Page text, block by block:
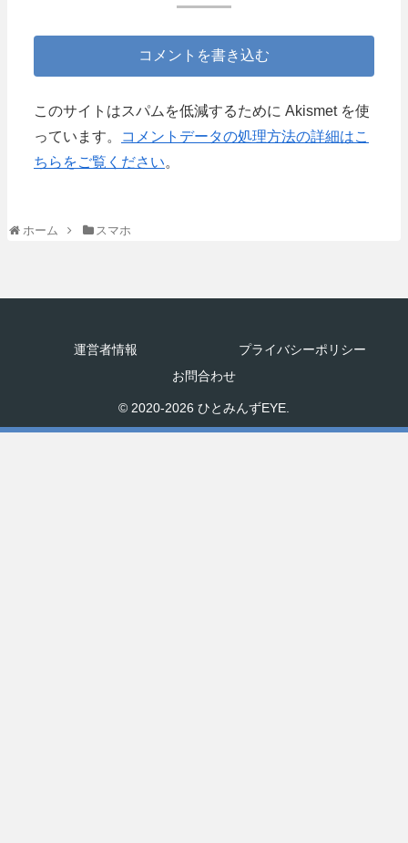
コメントを書き込む
このサイトはスパムを低減するために Akismet を使
っています。
コメントデータの処理方法の詳細はこ
ちらをご覧ください。
ホーム スマホ
運営者情報
プライバシーポリシー
お問合わせ
© 2020-2026 ひとみんずEYE.